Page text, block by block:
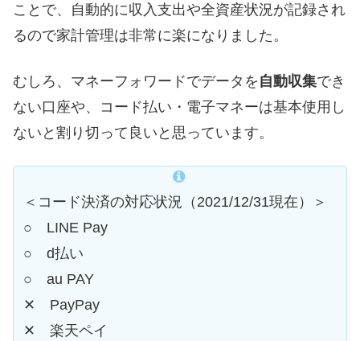
ことで、自動的に収入支出や全資産状況が記録され
るので家計管理は非常に楽になりました。
むしろ、マネーフォワードでデータを 自動収集でき
ない口座や、コード払い・電子マネーは基本使用し
ないと割り切って良いと思っています。
＜コード決済の対応状況（2021/12/31現在）＞
○ LINE Pay
○ d払い
○ au PAY
✕ PayPay
✕ 楽天ペイ